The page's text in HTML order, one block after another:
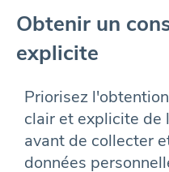
Obtenir un
explicite
Priorisez
clair et explicite de
avant de collecter
données